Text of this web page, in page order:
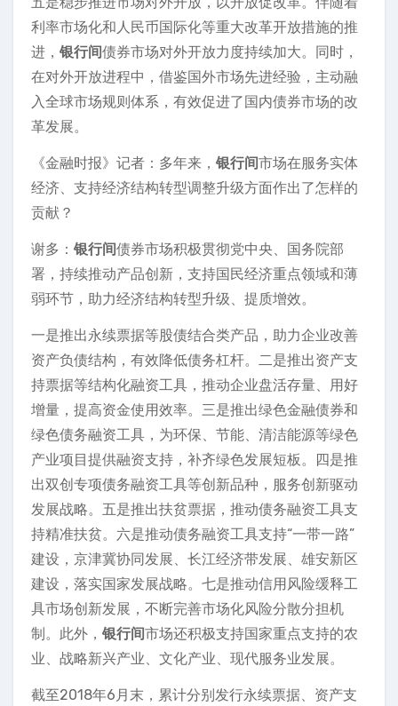
利率市场化和人民币国际化等重大改革开放措施的推
进， 银行间债券市场对外开放力度持续加大。同时，
在对外开放进程中，借鉴国外市场先进经验，主动融
入全球市场规则体系，有效促进了国内债券市场的改
革发展。
《金融时报》记者：多年来， 银行间市场在服务实体
经济、支持经济结构转型调整升级方面作出了怎样的
贡献？
谢多： 银行间债券市场积极贯彻党中央、国务院部
署，持续推动产品创新，支持国民经济重点领域和薄
弱环节，助力经济结构转型升级、提质增效。
一是推出永续票据等股债结合类产品，助力企业改善
资产负债结构，有效降低债务杠杆。二是推出资产支
持票据等结构化融资工具，推动企业盘活存量、用好
增量，提高资金使用效率。三是推出绿色金融债券和
绿色债务融资工具，为环保、节能、清洁能源等绿色
产业项目提供融资支持，补齐绿色发展短板。四是推
出双创专项债务融资工具等创新品种，服务创新驱动
发展战略。五是推出扶贫票据，推动债务融资工具支
持精准扶贫。六是推动债务融资工具支持“一带一路”
建设，京津冀协同发展、长江经济带发展、雄安新区
建设，落实国家发展战略。七是推动信用风险缓释工
具市场创新发展，不断完善市场化风险分散分担机
制。此外， 银行间市场还积极支持国家重点支持的农
业、战略新兴产业、文化产业、现代服务业发展。
截至2018年6月末，累计分别发行永续票据、资产支